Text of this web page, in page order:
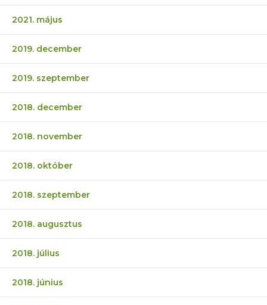
2021. május
2019. december
2019. szeptember
2018. december
2018. november
2018. október
2018. szeptember
2018. augusztus
2018. július
2018. június